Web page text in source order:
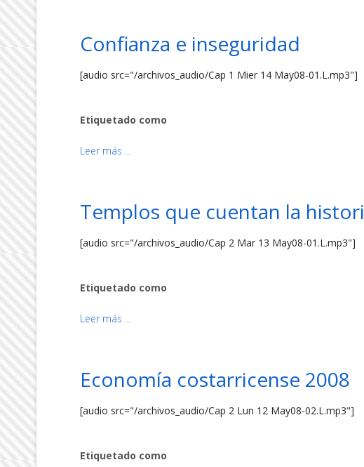
Confianza e inseguridad
[audio src="/archivos_audio/Cap 1 Mier 14 May08-01.L.mp3"]
Etiquetado como
Leer más ...
Templos que cuentan la
[audio src="/archivos_audio/Cap 2 Mar 13 May08-01.L.mp3"]
Etiquetado como
Leer más ...
Economía costarricense 2008
[audio src="/archivos_audio/Cap 2 Lun 12 May08-02.L.mp3"]
Etiquetado como